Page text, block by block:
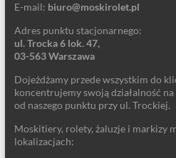
E-mail: biuro@moskirolet.pl
Adres punktu stacjonarnego:
ul. Trocka 6 lok. 47,
03-563 Warszawa
Dojeżdżamy przede wszystkim do
koncentrujemy swoją działalność
od naszego punktu przy ul. Trockiej.
Moskitiery, rolety, żaluzje i markizy
lokalizacjach: